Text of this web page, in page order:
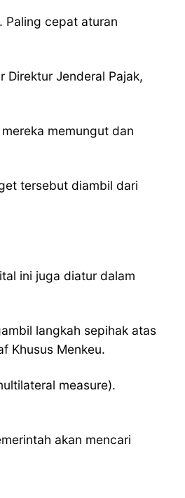
Paling cepat aturan
Direktur Jenderal Pajak,
memungut dan
tersebut diambil dari
ini juga diatur dalam
langkah sepihak atas
Khusus Menkeu.
measure).
akan mencari